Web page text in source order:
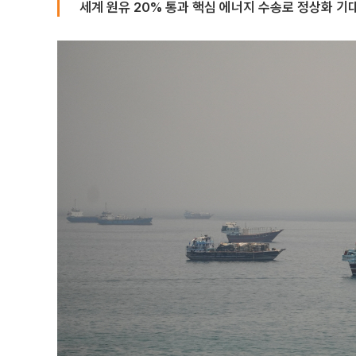
세계 원유 20% 통과 핵심 에너지 수송로 정상화 기